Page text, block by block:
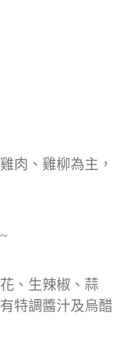
肉、雞柳為主，
、生辣椒、蒜
特調醬汁及烏醋